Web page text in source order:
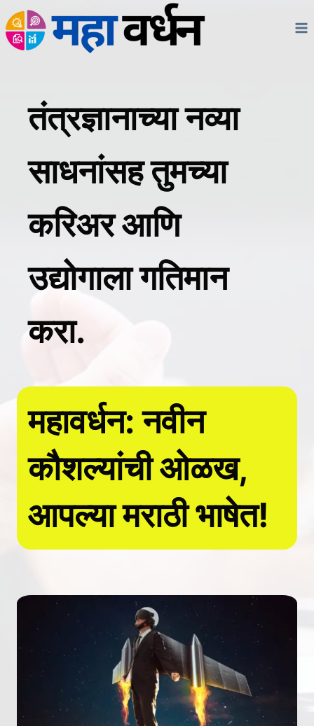
Skip
to
तंत्रज्ञानाच्या नव्या
साधनांसह तुमच्या
करिअर आणि
उद्योगाला गतिमान
करा.
महावर्धन: नवीन
कौशल्यांची ओळख,
आपल्या मराठी भाषेत!